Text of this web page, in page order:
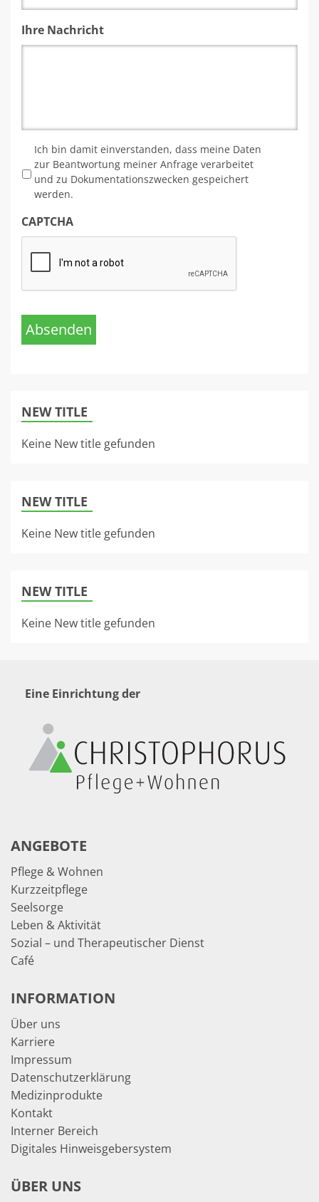
Ihre Nachricht
Ich bin damit einverstanden, dass meine Daten
zur Beantwortung meiner Anfrage verarbeitet
und zu Dokumentationszwecken gespeichert
werden.
CAPTCHA
Absenden
NEW TITLE
Keine New title gefunden
NEW TITLE
Keine New title gefunden
NEW TITLE
Keine New title gefunden
Eine Einrichtung der
ANGEBOTE
Pflege & Wohnen
Kurzzeitpflege
Seelsorge
Leben & Aktivität
Sozial – und Therapeutischer Dienst
Café
INFORMATION
Über uns
Karriere
Impressum
Datenschutzerklärung
Medizinprodukte
Kontakt
Interner Bereich
Digitales Hinweisgebersystem
ÜBER UNS